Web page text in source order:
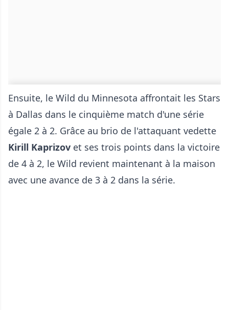
Ensuite, le Wild du Minnesota affrontait les Stars
à Dallas dans le cinquième match d'une série
égale 2 à 2. Grâce au brio de l'attaquant vedette
Kirill Kaprizov et ses trois points dans la victoire
de 4 à 2, le Wild revient maintenant à la maison
avec une avance de 3 à 2 dans la série.